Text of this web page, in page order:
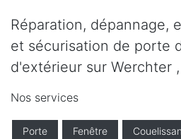
Réparation, dépannage,
et sécurisation de porte
d'extérieur sur Werchter
Nos services
Porte Fenêtre